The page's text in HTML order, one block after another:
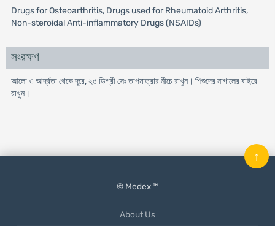
Drugs for Osteoarthritis, Drugs used for Rheumatoid Arthritis,
Non-steroidal Anti-inflammatory Drugs (NSAIDs)
সংরক্ষণ
আলো ও আর্দ্রতা থেকে দূরে, ২৫ ডিগ্রী সেঃ তাপমাত্রার নীচে রাখুন। শিশুদের নাগালের বাইরে
রাখুন।
© Medex ™
About Us
↑